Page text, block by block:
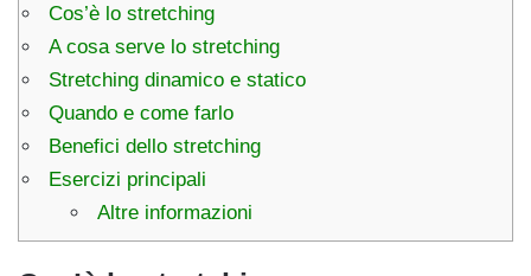
Cos’è lo stretching
A cosa serve lo stretching
Stretching dinamico e statico
Quando e come farlo
Benefici dello stretching
Esercizi principali
Altre informazioni